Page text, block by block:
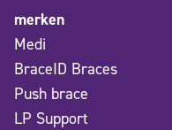
merken
Medi
BraceID Braces
Push brace
LP Support